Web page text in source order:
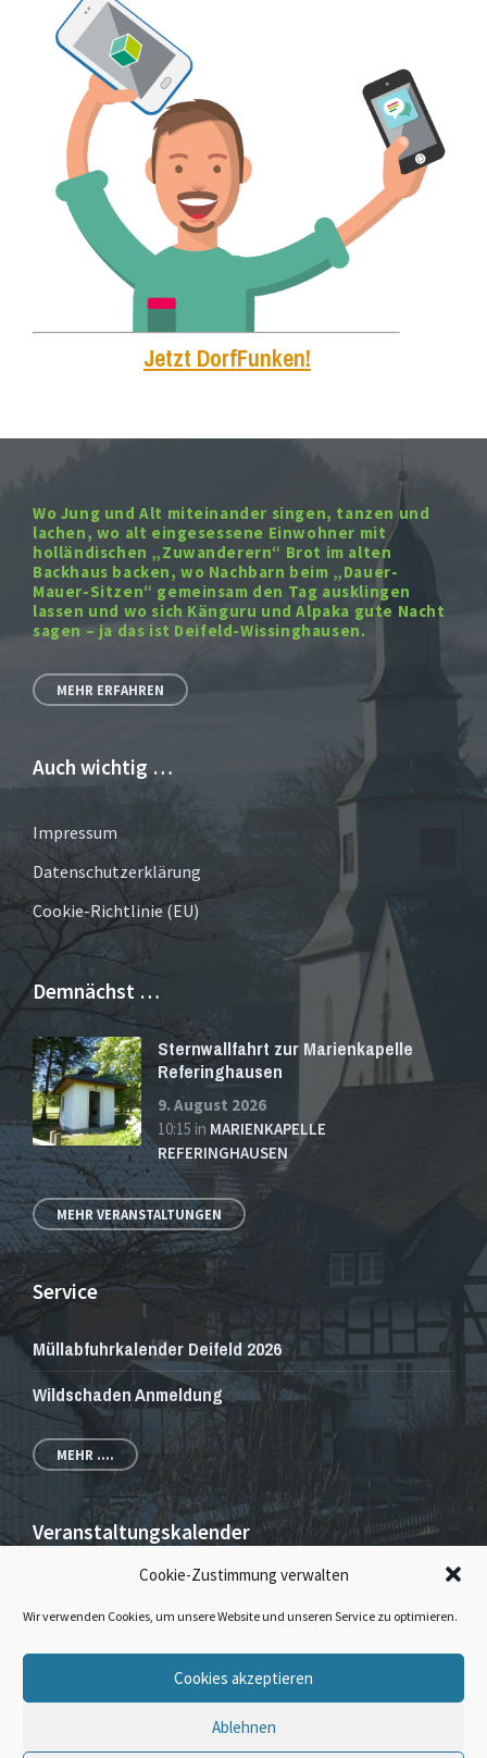
Cookie-Zustimmung verwalten
Wir verwenden Cookies, um unsere Website und unseren Service zu optimieren.
Cookies akzeptieren
Ablehnen
Jetzt DorfFunken!
Wo Jung und Alt miteinander singen, tanzen und
lachen, wo alt eingesessene Einwohner mit
holländischen „Zuwanderern“ Brot im alten
Backhaus backen, wo Nachbarn beim „Dauer-
Mauer-Sitzen“ gemeinsam den Tag ausklingen
lassen und wo sich Känguru und Alpaka gute Nacht
sagen – ja das ist Deifeld-Wissinghausen.
MEHR ERFAHREN
Auch wichtig …
Impressum
Datenschutzerklärung
Cookie-Richtlinie (EU)
Demnächst …
Sternwallfahrt zur Marienkapelle
Referinghausen
9. August 2026
10:15 in MARIENKAPELLE
REFERINGHAUSEN
MEHR VERANSTALTUNGEN
Service
Müllabfuhrkalender Deifeld 2026
Wildschaden Anmeldung
MEHR ....
Veranstaltungskalender
Veranstaltungen und Gottesdienste
FacebookInstagram